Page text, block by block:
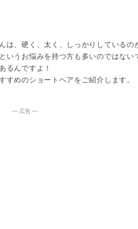
、硬く、太く、しっかりしているの
うお悩みを持つ方も多いのではない
るんですよ！
めのショートヘアをご紹介します。
― 広告 ―